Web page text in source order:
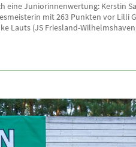
eine Juniorinnenwertung: Kerstin
mit 263 Punkten vor Lilli
Lauts (JS Friesland-